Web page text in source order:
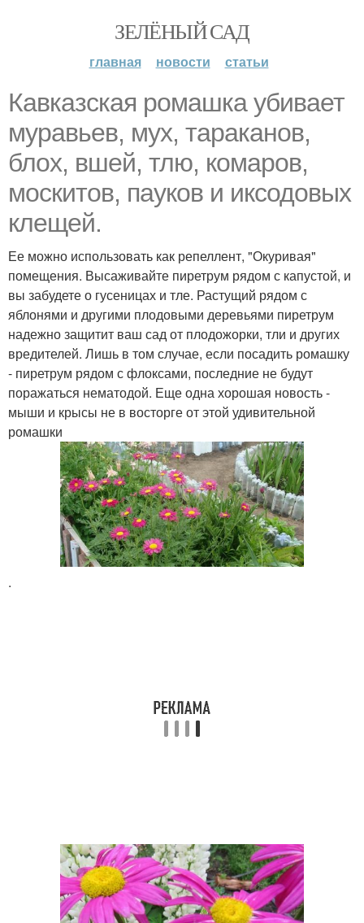
ЗЕЛЁНЫЙ САД
главная новости статьи
Кавказская ромашка убивает
муравьев, мух, тараканов,
блох, вшей, тлю, комаров,
москитов, пауков и иксодовых
клещей.
Ее можно использовать как репеллент, "Окуривая"
помещения. Высаживайте пиретрум рядом с капустой, и
вы забудете о гусеницах и тле. Растущий рядом с
яблонями и другими плодовыми деревьями пиретрум
надежно защитит ваш сад от плодожорки, тли и других
вредителей. Лишь в том случае, если посадить ромашку
- пиретрум рядом с флоксами, последние не будут
поражаться нематодой. Еще одна хорошая новость -
мыши и крысы не в восторге от этой удивительной
ромашки
.